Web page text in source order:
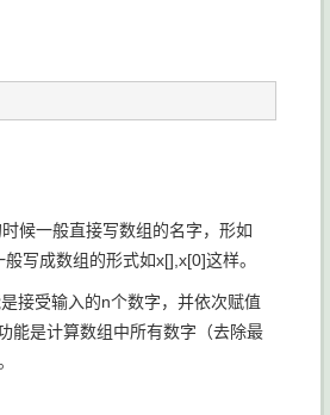
候一般直接写数组的名字，形如
写成数组的形式如x[],x[0]这样。
接受输入的n个数字，并依次赋值
能是计算数组中所有数字（去除最